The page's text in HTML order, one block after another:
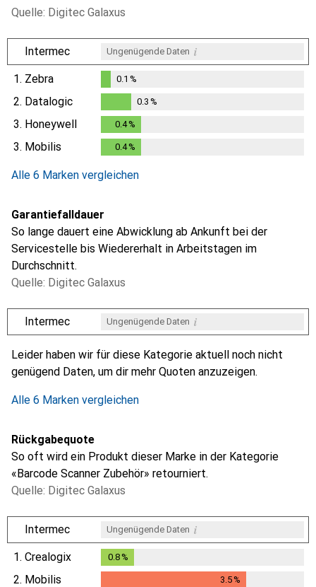
Quelle: Digitec Galaxus
Intermec Ungenügende Daten i
1. Zebra
%
0.1 %
2. Datalogic
0.3%
0.3 %
3. Honeywell 0.4%
3. Mobilis 0.4%
Alle 6 Marken vergleichen
Garantiefalldauer
So lange dauert eine Abwicklung ab Ankunft bei der
Servicestelle bis Wiedererhalt in Arbeitstagen im
Durchschnitt.
Quelle: Digitec Galaxus
Intermec Ungenügende Daten i
Leider haben wir für diese Kategorie aktuell noch nicht
genügend Daten, um dir mehr Quoten anzuzeigen.
Alle 6 Marken vergleichen
Rückgabequote
So oft wird ein Produkt dieser Marke in der Kategorie
«Barcode Scanner Zubehör» retourniert.
Quelle: Digitec Galaxus
Intermec Ungenügende Daten i
1. Crealogix 0.8%
2. Mobilis 3.5%